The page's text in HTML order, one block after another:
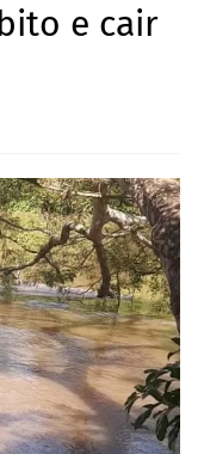
e cair